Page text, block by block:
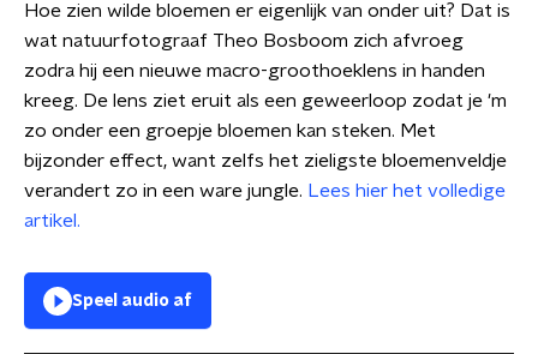
Hoe zien wilde bloemen er eigenlijk van onder uit? Dat is
wat natuurfotograaf Theo Bosboom zich afvroeg
zodra hij een nieuwe macro-groothoeklens in handen
kreeg. De lens ziet eruit als een geweerloop zodat je 'm
zo onder een groepje bloemen kan steken. Met
bijzonder effect, want zelfs het zieligste bloemenveldje
verandert zo in een ware jungle. Lees hier het volledige
artikel.
Speel audio af